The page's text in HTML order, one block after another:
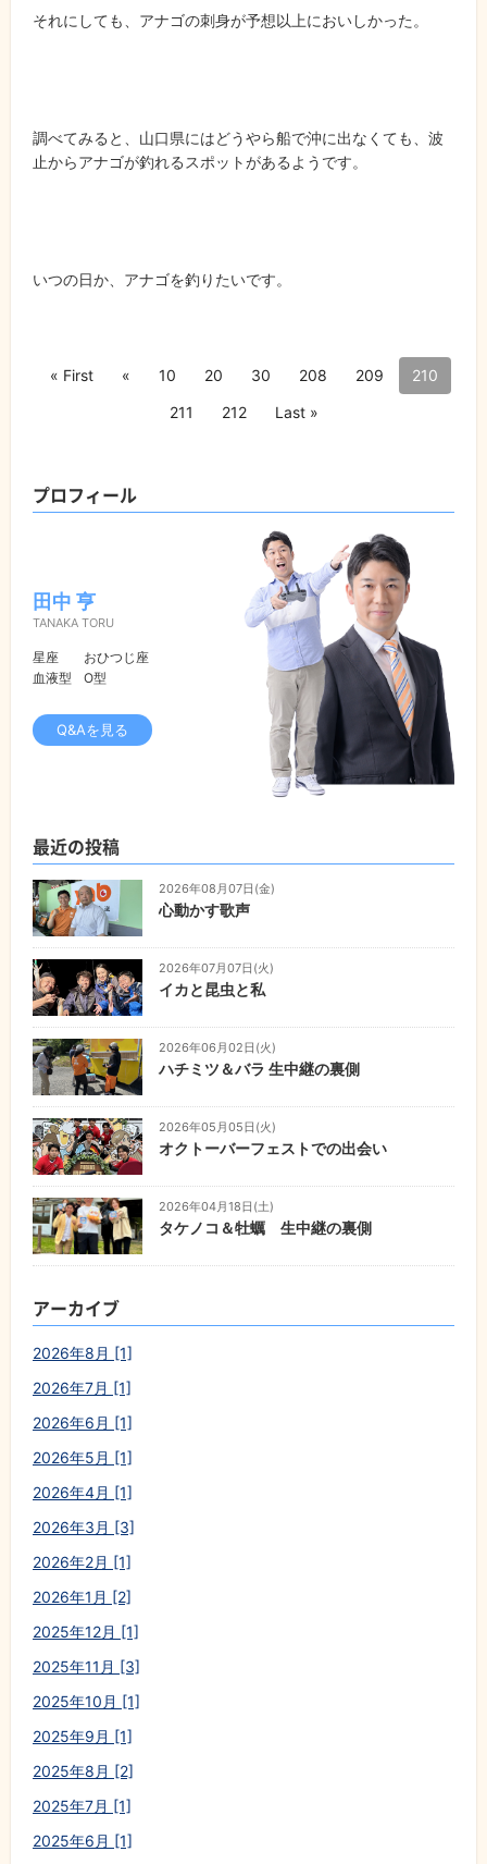
それにしても、アナゴの刺身が予想以上においしかった。
調べてみると、山口県にはどうやら船で沖に出なくても、波
止からアナゴが釣れるスポットがあるようです。
いつの日か、アナゴを釣りたいです。
« First « 10 20 30 208 209
210
211
212 Last »
プロフィール
田中 亨
TANAKA TORU
星座
おひつじ座
血液型
O型
Q&Aを見る
最近の投稿
2026年08月07日(金)
心動かす歌声
2026年07月07日(火)
イカと昆虫と私
2026年06月02日(火)
ハチミツ＆バラ 生中継の裏側
2026年05月05日(火)
オクトーバーフェストでの出会い
2026年04月18日(土)
タケノコ＆牡蠣 生中継の裏側
アーカイブ
2026年8月 [1]
2026年7月 [1]
2026年6月 [1]
2026年5月 [1]
2026年4月 [1]
2026年3月 [3]
2026年2月 [1]
2026年1月 [2]
2025年12月 [1]
2025年11月 [3]
2025年10月 [1]
2025年9月 [1]
2025年8月 [2]
2025年7月 [1]
2025年6月 [1]